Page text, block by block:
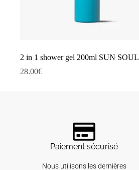
2 in 1 shower gel 200ml SUN SOUL
28.00€
Paiement sécurisé
Nous utilisons les dernières